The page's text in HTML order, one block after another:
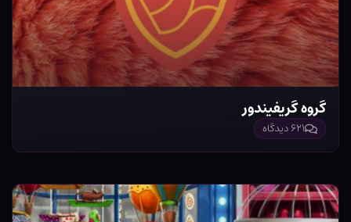
گروه گریفیندور
۶۲۱ دیدگاه